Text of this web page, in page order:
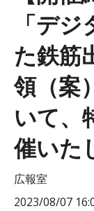
「デ
た鉄筋
領（案
いて、
催いた
広報室
2023/08/07